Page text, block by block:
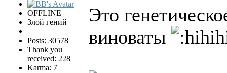
OFFLINE
Злой гений
Posts: 30578
Thank you
received: 228
Karma: 7
Это
виноваты